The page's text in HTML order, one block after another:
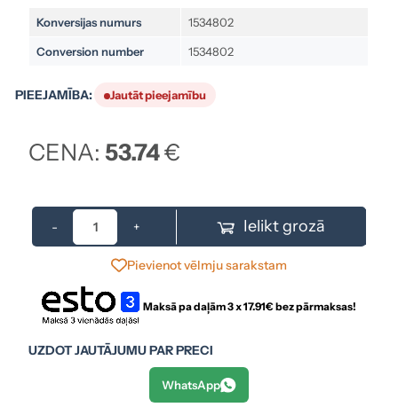
Konversijas numurs 1534802
Conversion number 1534802
PIEEJAMĪBA: Jautāt pieejamību
CENA:53.74€
- + Ielikt grozā
Pievienot vēlmju sarakstam
Maksā pa daļām 3 x17.91€ bez pārmaksas!
UZDOT JAUTĀJUMU PAR PRECI
WhatsApp